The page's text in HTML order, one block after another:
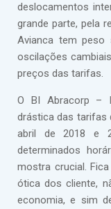
deslocamentos
grande parte, pela
Avianca tem peso
oscilações
preços das tarifas.
O BI Abracorp –
drástica das tarifas
abril de 2018 e
determinados
mostra crucial.
ótica dos cliente,
economia, e sim